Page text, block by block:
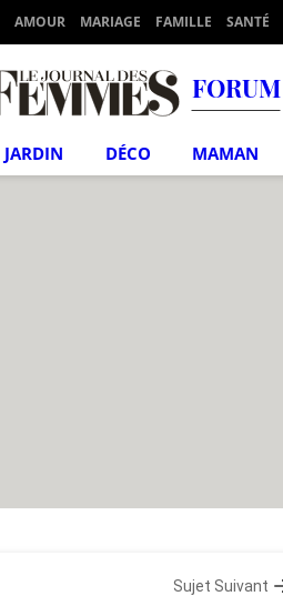
AMOUR MARIAGE FAMILLE SANTÉ
FORUM
JARDIN DÉCO MAMAN
Sujet Suivant